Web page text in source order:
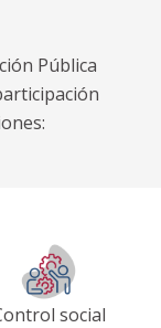
Pública
social